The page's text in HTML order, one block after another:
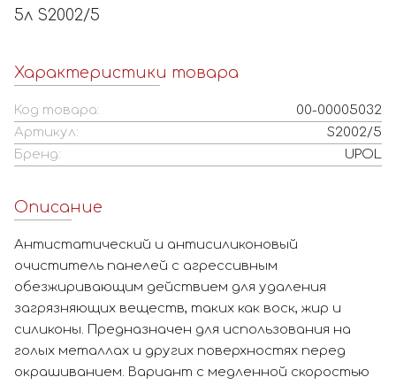
5л S2002/5
Характеристики товара
Код товара:
00-00005032
Артикул:
S2002/5
Бренд:
UPOL
Описание
Антистатический и антисиликоновый
очиститель панелей с агрессивным
обезжиривающим действием для удаления
загрязняющих веществ, таких как воск, жир и
силиконы. Предназначен для использования на
голых металлах и других поверхностях перед
окрашиванием. Вариант с медленной скоростью